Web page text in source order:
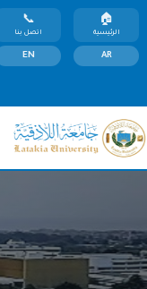
الرئيسية اتصل بنا
AR
EN